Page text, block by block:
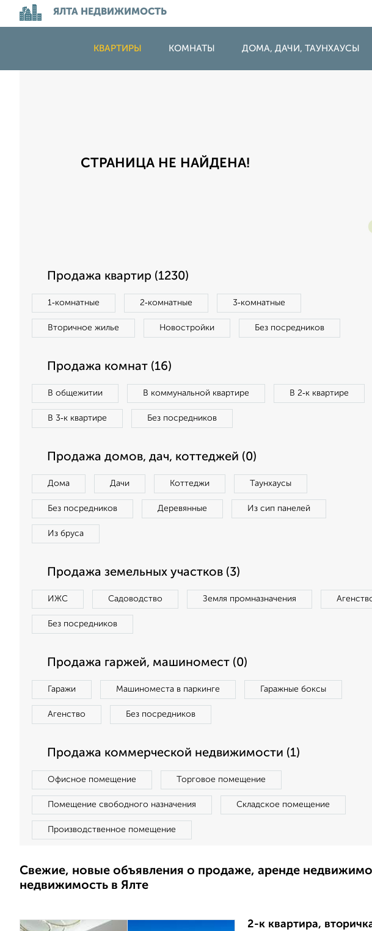
ЯЛТА НЕДВИЖИМОСТЬ
КВАРТИРЫ КОМНАТЫ ДОМА, ДАЧИ, ТАУНХАУСЫ
СТРАНИЦА НЕ НАЙДЕНА!
Продажа квартир (1230)
1‑комнатные 2‑комнатные 3‑комнатные
Вторичное жилье Новостройки Без посредников
Продажа комнат (16)
В общежитии В коммунальной квартире В 2‑к квартире
В 3‑к квартире Без посредников
Продажа домов, дач, коттеджей (0)
Дома Дачи Коттеджи Таунхаусы
Без посредников Деревянные Из сип панелей
Из бруса
Продажа земельных участков (3)
ИЖС Садоводство Земля промназначения
Без посредников
Продажа гаржей, машиномест (0)
Гаражи Машиноместа в паркинге Гаражные боксы
Агенство Без посредников
Продажа коммерческой недвижимости (1)
Офисное помещение Торговое помещение
Помещение свободного назначения Складское помещение
Производственное помещение
Свежие, новые объявления о продаже, аренде
недвижимость в Ялте
2-к квартира,